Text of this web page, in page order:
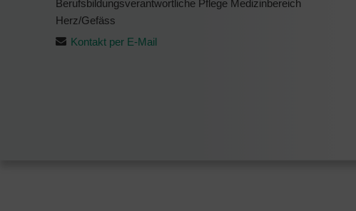
Berufsbildungsverantwortliche Pflege Medizinbereich
Herz/Gefäss
Kontakt per E-Mail